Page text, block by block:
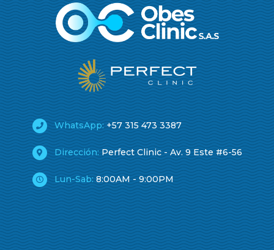
WhatsApp: +57 315 473 3387
Dirección:Perfect Clinic - Av. 9 Este #6-56
Lun-Sab:8:00AM - 9:00PM